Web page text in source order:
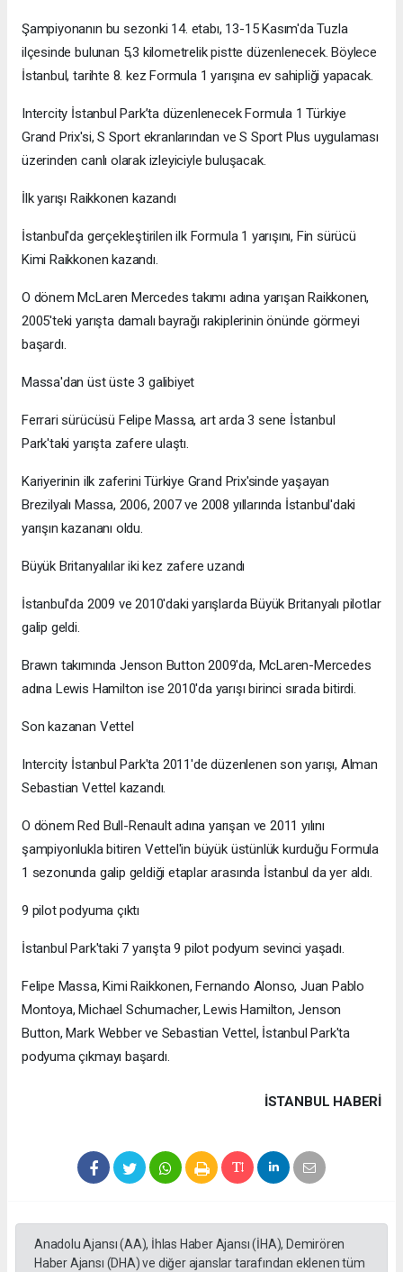
Şampiyonanın bu sezonki 14. etabı, 13-15 Kasım'da Tuzla
ilçesinde bulunan 5,3 kilometrelik pistte düzenlenecek. Böylece
İstanbul, tarihte 8. kez Formula 1 yarışına ev sahipliği yapacak.
Intercity İstanbul Park’ta düzenlenecek Formula 1 Türkiye
Grand Prix'si, S Sport ekranlarından ve S Sport Plus uygulaması
üzerinden canlı olarak izleyiciyle buluşacak.
İlk yarışı Raikkonen kazandı
İstanbul'da gerçekleştirilen ilk Formula 1 yarışını, Fin sürücü
Kimi Raikkonen kazandı.
O dönem McLaren Mercedes takımı adına yarışan Raikkonen,
2005'teki yarışta damalı bayrağı rakiplerinin önünde görmeyi
başardı.
Massa'dan üst üste 3 galibiyet
Ferrari sürücüsü Felipe Massa, art arda 3 sene İstanbul
Park'taki yarışta zafere ulaştı.
Kariyerinin ilk zaferini Türkiye Grand Prix'sinde yaşayan
Brezilyalı Massa, 2006, 2007 ve 2008 yıllarında İstanbul'daki
yarışın kazananı oldu.
Büyük Britanyalılar iki kez zafere uzandı
İstanbul'da 2009 ve 2010'daki yarışlarda Büyük Britanyalı pilotlar
galip geldi.
Brawn takımında Jenson Button 2009'da, McLaren-Mercedes
adına Lewis Hamilton ise 2010'da yarışı birinci sırada bitirdi.
Son kazanan Vettel
Intercity İstanbul Park'ta 2011'de düzenlenen son yarışı, Alman
Sebastian Vettel kazandı.
O dönem Red Bull-Renault adına yarışan ve 2011 yılını
şampiyonlukla bitiren Vettel'in büyük üstünlük kurduğu Formula
1 sezonunda galip geldiği etaplar arasında İstanbul da yer aldı.
9 pilot podyuma çıktı
İstanbul Park'taki 7 yarışta 9 pilot podyum sevinci yaşadı.
Felipe Massa, Kimi Raikkonen, Fernando Alonso, Juan Pablo
Montoya, Michael Schumacher, Lewis Hamilton, Jenson
Button, Mark Webber ve Sebastian Vettel, İstanbul Park'ta
podyuma çıkmayı başardı.
İSTANBUL HABERİ
Anadolu Ajansı (AA), İhlas Haber Ajansı (İHA), Demirören
Haber Ajansı (DHA) ve diğer ajanslar tarafından eklenen tüm